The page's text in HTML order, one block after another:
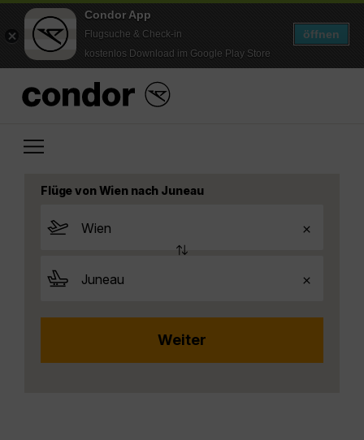
Condor App
Flugsuche & Check-in
kostenlos Download im Google Play Store
öffnen
Flüge von Wien nach Juneau